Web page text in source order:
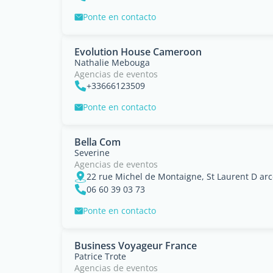
Ponte en contacto
Evolution House Cameroon
Nathalie Mebouga
Agencias de eventos
+33666123509
Ponte en contacto
Bella Com
Severine
Agencias de eventos
22 rue Michel de Montaigne, St Laurent D
06 60 39 03 73
Ponte en contacto
Business Voyageur France
Patrice Trote
Agencias de eventos